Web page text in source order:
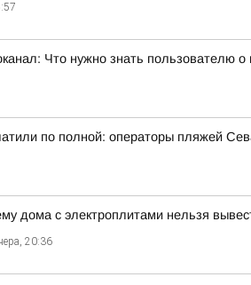
Что нужно знать пользователю о
по полной: операторы пляжей
дома с электроплитами нельзя
20:36